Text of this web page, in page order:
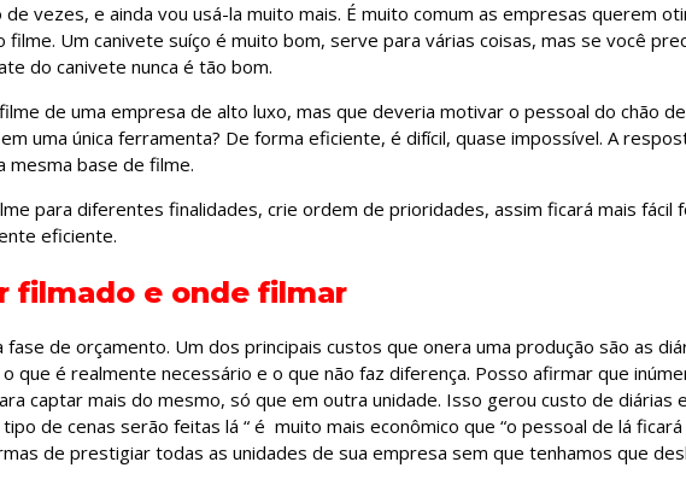
vezes, e ainda vou usá-la muito mais. É muito comum as empresas querem
Um canivete suíço é muito bom, serve para várias coisas, mas se você
do canivete nunca é tão bom.
de uma empresa de alto luxo, mas que deveria motivar o pessoal do chão
uma única ferramenta? De forma eficiente, é difícil, quase impossível. A
mesma base de filme.
para diferentes finalidades, crie ordem de prioridades, assim ficará mais fácil
eficiente.
filmado e onde filmar
fase de orçamento. Um dos principais custos que onera uma produção são as
que é realmente necessário e o que não faz diferença. Posso afirmar que
captar mais do mesmo, só que em outra unidade. Isso gerou custo de diárias
de cenas serão feitas lá “ é muito mais econômico que “o pessoal de lá
de prestigiar todas as unidades de sua empresa sem que tenhamos que